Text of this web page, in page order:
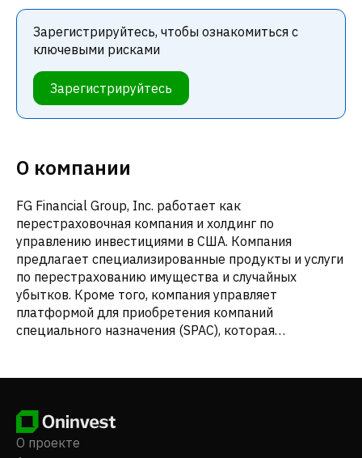
Зарегистрируйтесь, чтобы ознакомиться с
ключевыми рисками
Зарегистрируйтесь
О компании
FG Financial Group, Inc. работает как
перестраховочная компания и холдинг по
управлению инвестициями в США. Компания
предлагает специализированные продукты и услуги
по перестрахованию имущества и случайных
убытков. Кроме того, компания управляет
платформой для приобретения компаний
специального назначения (SPAC), которая
вновь созданным SPAC за ежемесячную плату. Ранее
Insurance Holdings, Inc. и изменила свое название на
FG Financial Group, Inc. в декабре 2020 года.
Компания была зарегистрирована в 2012 году и
О проекте